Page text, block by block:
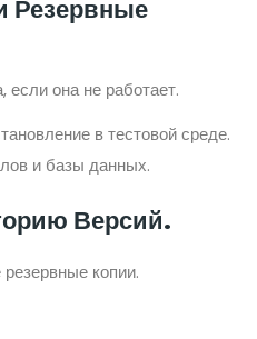
Резервные
если она не работает.
в тестовой среде.
и базы данных.
Версий.
копии.